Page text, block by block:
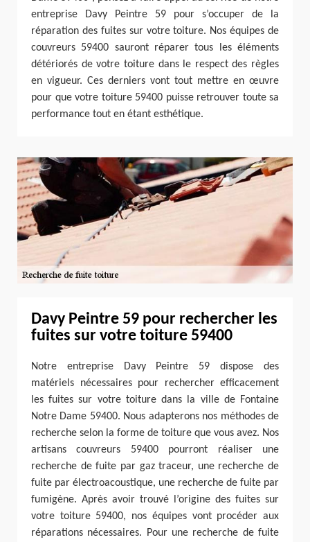
entreprise Davy Peintre 59 pour s’occuper de la
réparation des fuites sur votre toiture. Nos équipes de
couvreurs 59400 sauront réparer tous les éléments
détériorés de votre toiture dans le respect des règles
en vigueur. Ces derniers vont tout mettre en œuvre
pour que votre toiture 59400 puisse retrouver toute sa
performance tout en étant esthétique.
Davy Peintre 59 pour rechercher les
fuites sur votre toiture 59400
Notre entreprise Davy Peintre 59 dispose des
matériels nécessaires pour rechercher efficacement
les fuites sur votre toiture dans la ville de Fontaine
Notre Dame 59400. Nous adapterons nos méthodes de
recherche selon la forme de toiture que vous avez. Nos
artisans couvreurs 59400 pourront réaliser une
recherche de fuite par gaz traceur, une recherche de
fuite par électroacoustique, une recherche de fuite par
fumigène. Après avoir trouvé l’origine des fuites sur
votre toiture 59400, nos équipes vont procéder aux
réparations nécessaires. Pour une recherche de fuite